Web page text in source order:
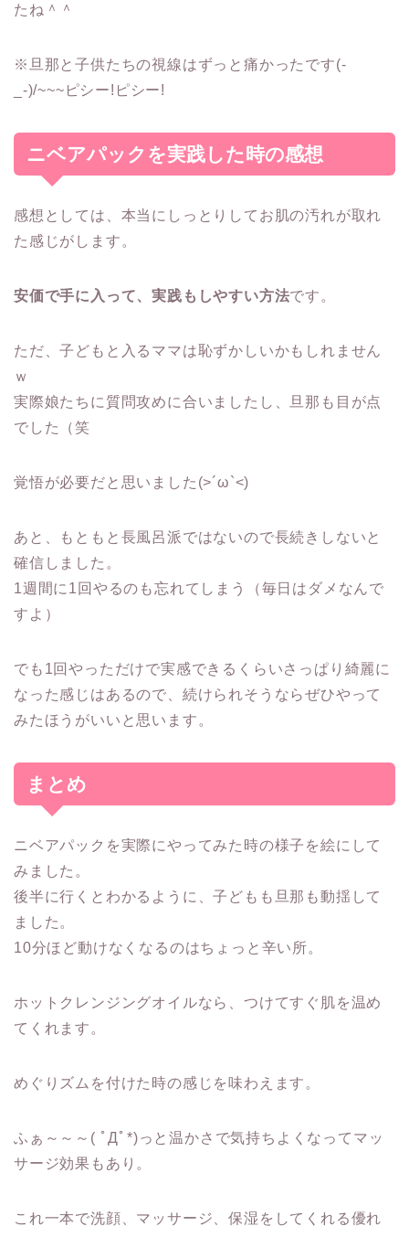
たね＾＾
※旦那と子供たちの視線はずっと痛かったです(-
_-)/~~~ピシー!ピシー!
ニベアパックを実践した時の感想
感想としては、本当に しっとりしてお肌の汚れが取れ
た感じがします。
安価で手に入って、実践もしやすい方法です。
ただ、子どもと入るママは恥ずかしいかもしれません
ｗ
実際娘たちに質問攻めに合いましたし、旦那も目が点
でした（笑
覚悟が必要だと思いました(>´ω`<)
あと、もともと長風呂派ではないので長続きしないと
確信しました。
1週間に1回やるのも忘れてしまう（毎日はダメなんで
すよ）
でも1回やっただけで実感できるくらいさっぱり綺麗に
なった感じはあるので、続けられそうならぜひやって
みたほうがいいと思います。
まとめ
ニベアパックを実際にやってみた時の様子を絵にして
みました。
後半に行くとわかるように、子どもも旦那も動揺して
ました。
10分ほど動けなくなるのはちょっと辛い所。
ホットクレンジングオイルなら、つけてすぐ肌を温め
てくれます。
めぐりズムを付けた時の感じを味わえます。
ふぁ～～～( ﾟДﾟ*)っと温かさで気持ちよくなってマッ
サージ効果 もあり。
これ一本で洗顔、マッサージ、保湿をしてくれる優れ